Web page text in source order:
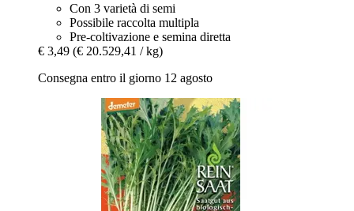
Con 3 varietà di semi
Possibile raccolta multipla
Pre-coltivazione e semina diretta
€ 3,49 (€ 20.529,41 / kg)
Consegna entro il giorno 12 agosto